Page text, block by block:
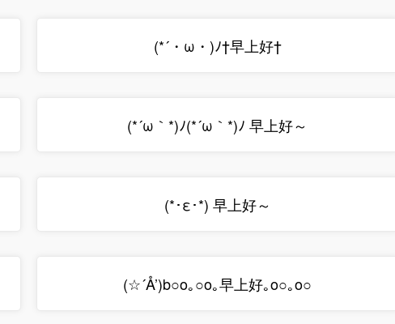
(*´・ω・)ﾉ†早上好†
(*´ω｀*)ﾉ(*´ω｀*)ﾉ 早上好～
(*･ε･*) 早上好～
(☆´Å’)b○o｡○o｡早上好｡o○｡o○